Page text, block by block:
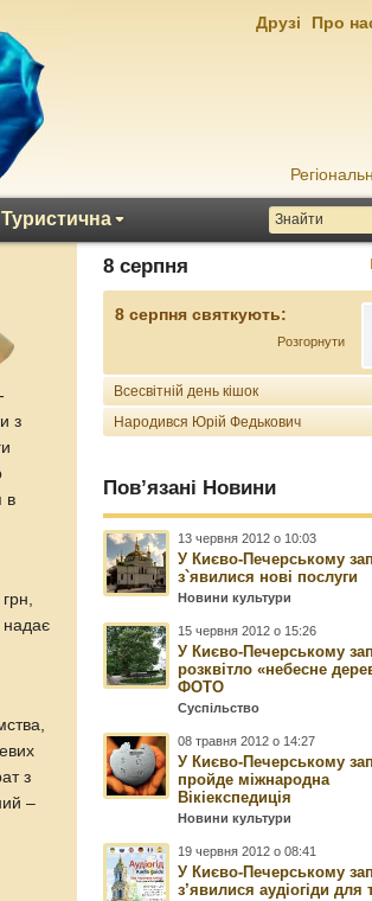
Туристична
Друзі Про
з
в
надає
з
–
8 серпня
8 серпня святкують:
Розгорнути
Всесвітній день кішок
Народився Юрій Федькович
Пов’язані Новини
13 червня 2012 о 10:03
У Києво-Печерському
з`явилися нові послуги
Новини культури
15 червня 2012 о 15:26
У Києво-Печерському
розквітло «небесне
ФОТО
Суспільство
08 травня 2012 о 14:27
У Києво-Печерському
пройде міжнародна
Вікіекспедиція
Новини культури
19 червня 2012 о 08:41
У Києво-Печерському
з’явилися аудіогіди для